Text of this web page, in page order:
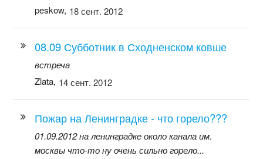
peskow, 18 сент. 2012
08.09 Субботник в Сходненском ковше
встреча
Zlata, 14 сент. 2012
Пожар на Ленинградке - что горело???
01.09.2012 на ленинградке около канала им.
москвы что-то ну очень сильно горело...